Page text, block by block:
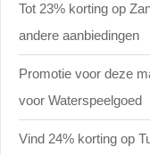
Tot 23% korting op
andere aanbiedingen
Promotie voor deze
voor Waterspeelgoed
Vind 24% korting op